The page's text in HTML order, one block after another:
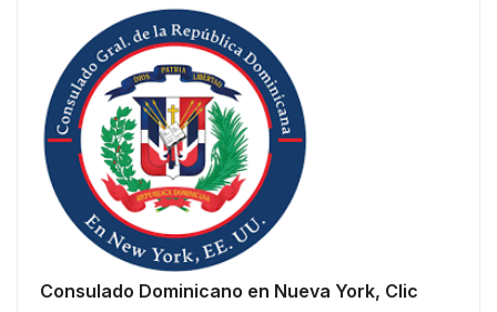
Consulado Dominicano en Nueva York, Clic